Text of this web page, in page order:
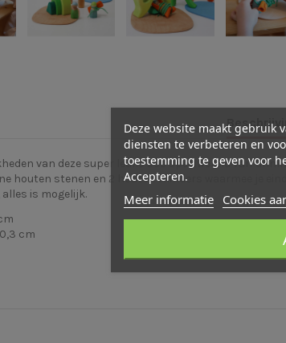
van deze super leuke bos speelwereld van
houten stenen en 2 houten cilinders waarmee je
is mogelijk.
cm
Deze website maakt gebruik
diensten te verbeteren en
toestemming te geven voor
Accepteren.
Meer informatie Cookies